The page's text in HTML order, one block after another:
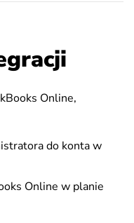
Online,
do konta w
Online w planie